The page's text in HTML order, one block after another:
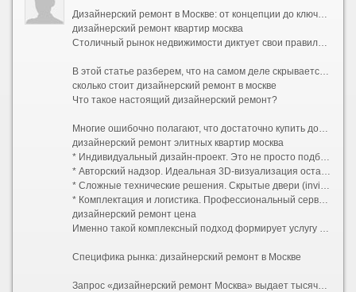
Дизайнерский ремонт в Москве: от концепции до ключей без стресса и скрытых платежей
дизайнерский ремонт квартир москва
Столичный рынок недвижимости диктует свои правила. Покупка квартиры — это лишь половина дела, а иногда и только начало большого пути. Стандартная отделка от застройщика или устаревший советский интерьер редко отвечают запросам современного жителя мегаполиса. Именно поэтому услуга «дизайнерский ремонт под ключ» становится не роскошью, а рациональной необходимостью для тех, кто ценит свое время, комфорт и эстетику.
В этой статье разберем, что на самом деле скрывается за понятием дизайнерского ремонта в столице, из чего складывается его стоимость и как выбрать надежную команду.
сколько стоит дизайнерский ремонт в москве
Что такое настоящий дизайнерский ремонт?
Многие ошибочно полагают, что достаточно купить дорогие обои и итальянскую плитку, чтобы получить качественный результат. Однако разница между качественным евроремонтом и настоящим авторским проектом колоссальна. Дизайнерский ремонт — это прежде всего инженерия пространства:
дизайнерский ремонт элитных квартир москва
* Индивидуальный дизайн-проект. Это не просто подбор цветов, а полный пакет рабочей документации: планы демонтажа и монтажа, схемы электрики (с привязками розеток и выключателей), развертки стен, узлы примыканий, план потолков с указанием уровней и световых сценариев, раскладка плитки. В проекте учитывается каждая мелочь: от высоты вывода воды для бойлера до расположения роутера.
* Авторский надзор. Идеальная 3D-визуализация останется картинкой, если прораб решит упростить узел или сместить перегородку на 10 сантиметров. Авторский надзор гарантирует полное соответствие реализации задумке дизайнера.
* Сложные технические решения. Скрытые двери (invisible) со скрытыми петлями, магнитными замками и фугой в цвет стен; многоуровневое освещение с проходными переключателями; системы умного дома; шумоизоляция премиального уровня; приточно-вытяжная вентиляция и кондиционирование, трассы которого спрятаны за потолком без потери высоты помещения.
* Комплектация и логистика. Профессиональный сервис включает закупку черновых и чистовых материалов, их доставку, подъем на этаж и приемку партий. Заказчику не нужно искать, где купить редкий керамогранит или договариваться о возврате бракованной партии паркета.
дизайнерский ремонт цена
Именно такой комплексный подход формирует услугу «дизайнерский ремонт под ключ». Клиент передает ключи от бетонной коробки (или жилья со старой отделкой) и получает обратно готовую квартиру, полностью укомплектованную техникой, светом, текстилем и даже базовым набором посуды. Все согласования проходят через одного менеджера проекта.
Специфика рынка: дизайнерский ремонт в Москве
Запрос «дизайнерский ремонт Москва» выдает тысячи предложений, но столичный регион имеет свою специфику, которую нельзя игнорировать при планировании бюджета и сроков: